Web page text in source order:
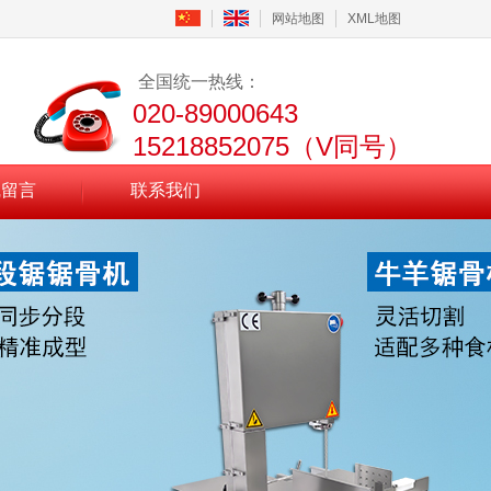
网站地图 XML地图
全国统一热线：
020-89000643
15218852075（V同号）
言 联系我们